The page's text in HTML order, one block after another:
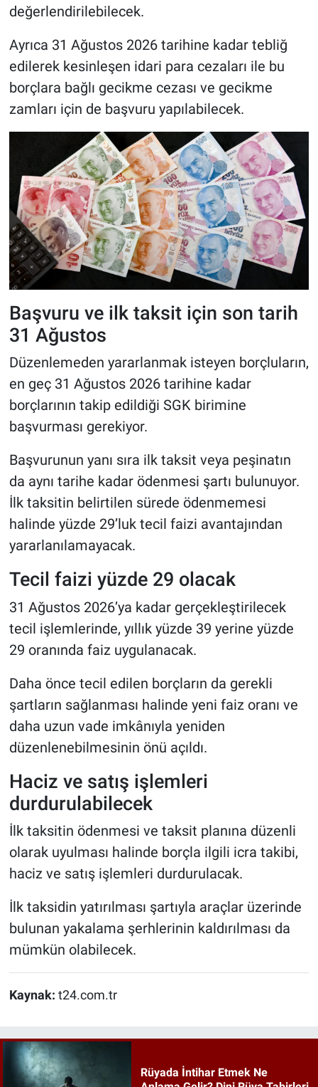
değerlendirilebilecek.
Ayrıca 31 Ağustos 2026 tarihine kadar tebliğ
edilerek kesinleşen idari para cezaları ile bu
borçlara bağlı gecikme cezası ve gecikme
zamları için de başvuru yapılabilecek.
Başvuru ve ilk taksit için son tarih
31 Ağustos
Düzenlemeden yararlanmak isteyen borçluların,
en geç 31 Ağustos 2026 tarihine kadar
borçlarının takip edildiği SGK birimine
başvurması gerekiyor.
Başvurunun yanı sıra ilk taksit veya peşinatın
da aynı tarihe kadar ödenmesi şartı bulunuyor.
İlk taksitin belirtilen sürede ödenmemesi
halinde yüzde 29’luk tecil faizi avantajından
yararlanılamayacak.
Tecil faizi yüzde 29 olacak
31 Ağustos 2026’ya kadar gerçekleştirilecek
tecil işlemlerinde, yıllık yüzde 39 yerine yüzde
29 oranında faiz uygulanacak.
Daha önce tecil edilen borçların da gerekli
şartların sağlanması halinde yeni faiz oranı ve
daha uzun vade imkânıyla yeniden
düzenlenebilmesinin önü açıldı.
Haciz ve satış işlemleri
durdurulabilecek
İlk taksitin ödenmesi ve taksit planına düzenli
olarak uyulması halinde borçla ilgili icra takibi,
haciz ve satış işlemleri durdurulacak.
İlk taksidin yatırılması şartıyla araçlar üzerinde
bulunan yakalama şerhlerinin kaldırılması da
mümkün olabilecek.
Kaynak: t24.com.tr
Rüyada İntihar Etmek Ne